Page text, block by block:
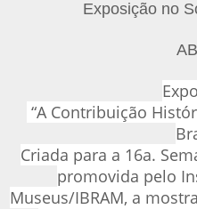
Exposição no
“A Contribuição
Criada para a 16a.
promovida pelo
Museus/IBRAM, a